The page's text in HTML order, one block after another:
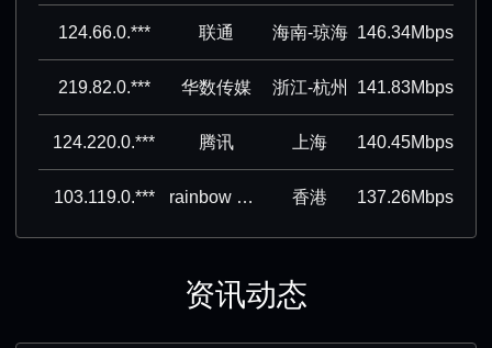
124.66.0.*** 联通 海南-琼海 146.34Mbps
219.82.0.*** 华数传媒 浙江-杭州 141.83Mbps
124.220.0.*** 腾讯 上海 140.45Mbps
103.119.0.*** rainbow network limited 香港 137.26Mbps
资讯动态